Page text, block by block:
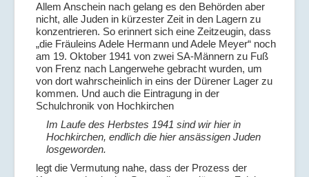
Allem Anschein nach gelang es den Behörden aber
nicht, alle Juden in kürzester Zeit in den Lagern zu
konzentrieren. So erinnert sich eine Zeitzeugin, dass
„die Fräuleins Adele Hermann und Adele Meyer“ noch
am 19. Oktober 1941 von zwei SA-Männern zu Fuß
von Frenz nach Langerwehe gebracht wurden, um
von dort wahrscheinlich in eins der Dürener Lager zu
kommen. Und auch die Eintragung in der
Schulchronik von Hochkirchen
Im Laufe des Herbstes 1941 sind wir hier in
Hochkirchen, endlich die hier ansässigen Juden
losgeworden.
legt die Vermutung nahe, dass der Prozess der